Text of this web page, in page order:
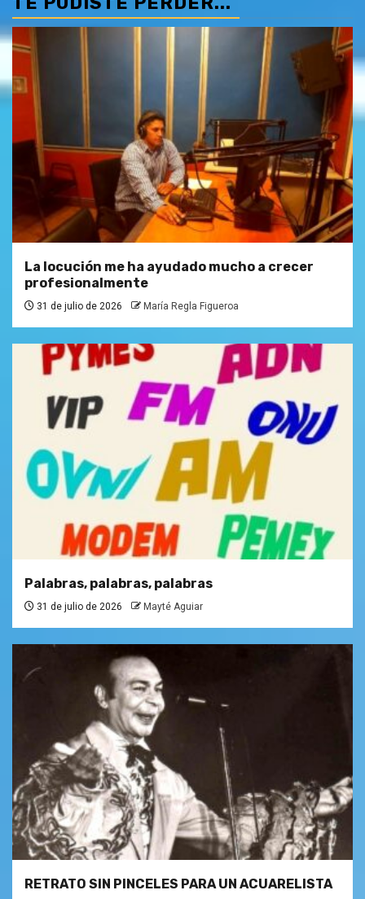
La locución me ha ayudado mucho a crecer
profesionalmente
31 de julio de 2026 María Regla Figueroa
Palabras, palabras, palabras
31 de julio de 2026 Mayté Aguiar
RETRATO SIN PINCELES PARA UN ACUARELISTA